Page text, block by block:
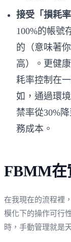
接受「損耗
100%的帳號
的（意味著
高）。更健
耗率控制在
如，通過環
禁率從30%
務成本。
FBMM在
在我現在的流程裡
模化下的操作可行
時，手動管理就是